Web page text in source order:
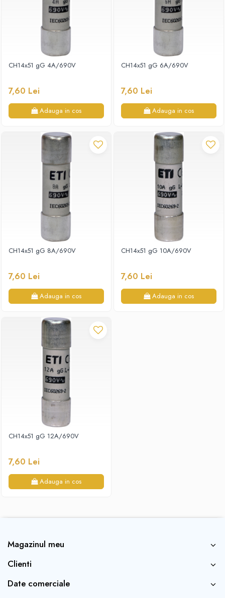
CH14x51 gG 4A/690V
7,60 Lei
Adauga in cos
CH14x51 gG 6A/690V
7,60 Lei
Adauga in cos
CH14x51 gG 8A/690V
7,60 Lei
Adauga in cos
CH14x51 gG 10A/690V
7,60 Lei
Adauga in cos
CH14x51 gG 12A/690V
7,60 Lei
Adauga in cos
Magazinul meu
Clienti
Date comerciale